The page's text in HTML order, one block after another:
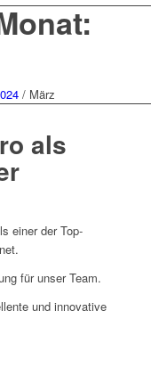
/ März
als
einer der Top-
für unser Team.
und innovative